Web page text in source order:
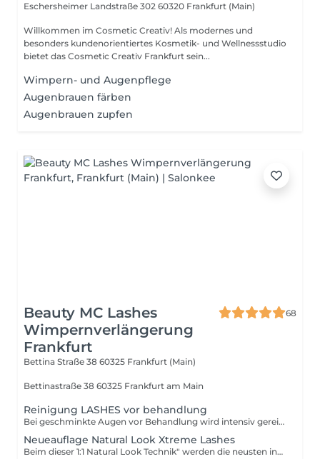
Eschersheimer Landstraße 302 60320 Frankfurt (Main)
Willkommen im Cosmetic Creativ! Als modernes und
besonders kundenorientiertes Kosmetik- und Wellnessstudio
bietet das Cosmetic Creativ Frankfurt sein...
Wimpern- und Augenpflege
Augenbrauen färben
Augenbrauen zupfen
Beauty MC Lashes
Wimpernverlängerung
Frankfurt
68
Bettina Straße 38 60325 Frankfurt (Main)
Bettinastraße 38 60325 Frankfurt am Main
Reinigung LASHES vor behandlung
Bei geschminkte Augen vor Behandlung wird intensiv gereinigt vom Make up mit speziellem Produkt.
Neueauflage Natural Look Xtreme Lashes
Beim dieser 1:1 Natural Look Technik" werden die neusten inovation von Wimpern Xtreme Lashes verwendet mit verbessertem halt und 50% weniger Gewicht entwickelt. Erleichtert das schließen von Lücken bei einem spärlichem Wimpernkranz, ohne dass dafür dickere und voluminösere Wimpern verwendet werden müssen. Bis 80 künstlich Wimpern pro äugen wird appliziert.